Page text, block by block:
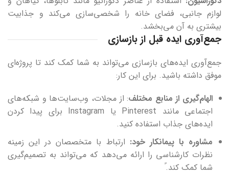
لوازم جانبی، فضای خانه را شخصی‌سازی می‌کند و جذابیت
بیشتری به آن می‌بخشد.
جمع‌آوری ایده قبل از بازسازی
جمع‌آوری ایده‌های بازسازی می‌تواند به شما کمک کند تا پروژه‌ای
موفق داشته باشید. برای این کار:
الهام‌گیری از منابع مختلف: از مجلات، وب‌سایت‌ها و شبکه‌های
اجتماعی مانند Pinterest یا Instagram برای پیدا کردن
ایده‌های جذاب استفاده کنید.
مشاوره با پیمانکار خود: ارتباط با متخصصان در این زمینه
نظرات کارشناسی را ارائه می‌دهد که می‌تواند به تصمیم‌گیری
شما کمک کند.ً